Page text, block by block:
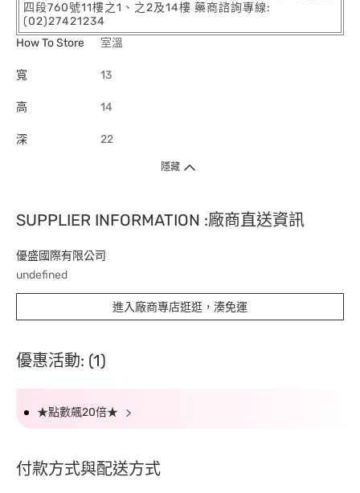
四段760號11樓之1、之2及14樓 藥商諮詢專線:
(02)27421234
How To Store
室溫
寬 13
高 14
深 22
隱藏
SUPPLIER INFORMATION :廠商直送資訊
優盛國際有限公司
undefined
進入廠商專店逛逛，湊免運
優惠活動: (1)
★點數飆20倍★
付款方式與配送方式